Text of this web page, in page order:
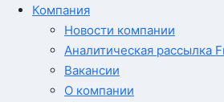
Компания
Новости компании
Аналитическая рассылка
Вакансии
О компании